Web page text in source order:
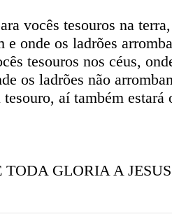
vocês tesouros na
e onde os ladrões
tesouros nos céus,
os ladrões não
aí também estará
TODA GLORIA A